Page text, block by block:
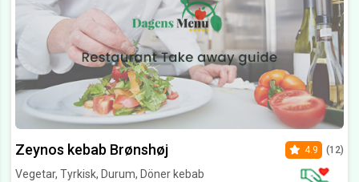
Zeynos kebab Brønshøj
Vegetar, Tyrkisk, Durum, Döner kebab
4.9 (12)